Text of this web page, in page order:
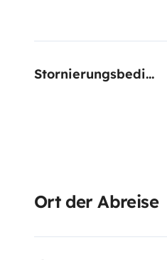
Stornierungsbedingungen
Ort der Abreise